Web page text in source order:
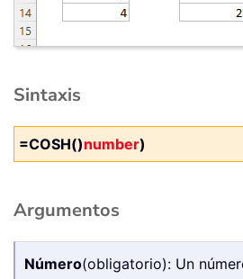
Sintaxis
=COSH()number)
Argumentos
Número(obligatorio): Un